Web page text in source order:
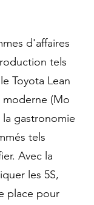
d'affaires
tels
Toyota Lean
moderne (Mo
la gastronomie
tels
Avec la
les 5S,
place pour